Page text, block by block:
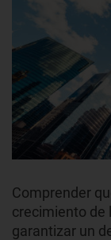
Comprender
crecimiento de
garantizar un